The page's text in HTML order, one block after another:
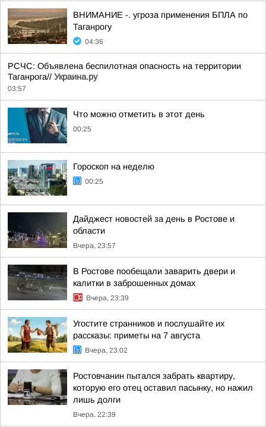
ВНИМАНИЕ -. угроза применения БПЛА по
Таганрогу
04:36
РСЧС: Объявлена беспилотная опасность на территории
Таганрога// Украина.ру
03:57
Что можно отметить в этот день
00:25
Гороскоп на неделю
00:25
Дайджест новостей за день в Ростове и
области
Вчера, 23:57
В Ростове пообещали заварить двери и
калитки в заброшенных домах
Вчера, 23:39
Угостите странников и послушайте их
рассказы: приметы на 7 августа
Вчера, 23:02
Ростовчанин пытался забрать квартиру,
которую его отец оставил пасынку, но нажил
лишь долги
Вчера, 22:39